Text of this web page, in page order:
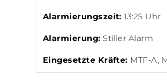
Alarmierungszeit: 13:25 Uhr
Alarmierung: Stiller Alarm
Eingesetzte Kräfte: MTF-A,